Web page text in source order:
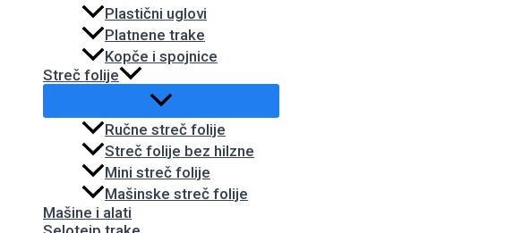
Plastični uglovi
Platnene trake
Kopče i spojnice
Streč folije
Ručne streč folije
Streč folije bez hilzne
Mini streč folije
Mašinske streč folije
Mašine i alati